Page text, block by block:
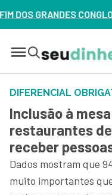
NO BRASIL? VEJA
DIFERENCIAL
Inclusão à
restaurantes
receber
Dados mostram que
muito importantes